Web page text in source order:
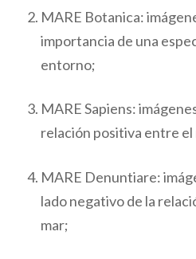
MARE Botanica:
importancia de una
entorno;
MARE Sapiens:
relación positiva entre el
MARE Denuntiare:
lado negativo de la
mar;